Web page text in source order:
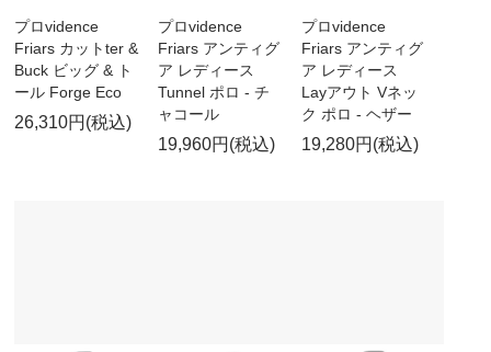
プロvidence
Friars カットter &
Buck ビッグ & ト
ール Forge Eco
26,310円(税込)
プロvidence
Friars アンティグ
ア レディース
Tunnel ポロ - チ
ャコール
19,960円(税込)
プロvidence
Friars アンティグ
ア レディース
Layアウト Vネッ
ク ポロ - ヘザー
19,280円(税込)